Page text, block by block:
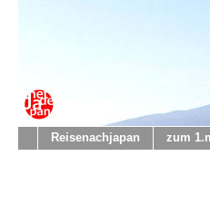
Reisenachjapan zum